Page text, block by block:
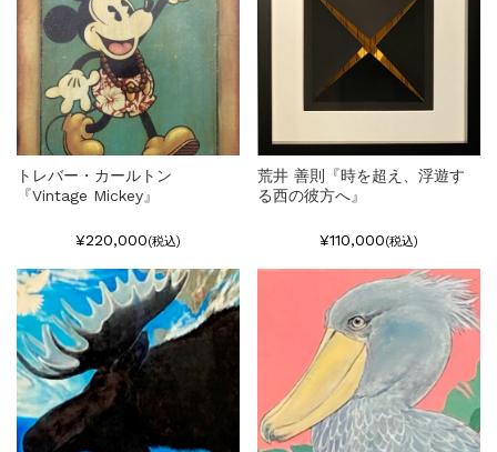
トレバー・カールトン
『Vintage Mickey』
¥220,000(税込)
荒井 善則『時を超え、浮遊す
る西の彼方へ』
¥110,000(税込)